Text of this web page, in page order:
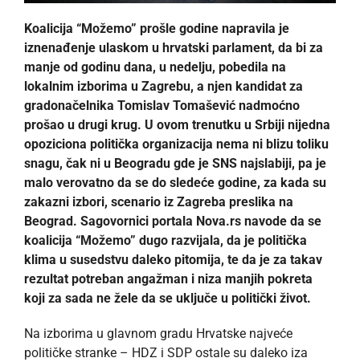
Koalicija “Možemo” prošle godine napravila je
iznenađenje ulaskom u hrvatski parlament, da bi za
manje od godinu dana, u nedelju, pobedila na
lokalnim izborima u Zagrebu, a njen kandidat za
gradonačelnika Tomislav Tomašević nadmoćno
prošao u drugi krug. U ovom trenutku u Srbiji nijedna
opoziciona politička organizacija nema ni blizu toliku
snagu, čak ni u Beogradu gde je SNS najslabiji, pa je
malo verovatno da se do sledeće godine, za kada su
zakazni izbori, scenario iz Zagreba preslika na
Beograd. Sagovornici portala Nova.rs navode da se
koalicija “Možemo” dugo razvijala, da je politička
klima u susedstvu daleko pitomija, te da je za takav
rezultat potreban angažman i niza manjih pokreta
koji za sada ne žele da se uključe u politički život.
Na izborima u glavnom gradu Hrvatske najveće
političke stranke – HDZ i SDP ostale su daleko iza